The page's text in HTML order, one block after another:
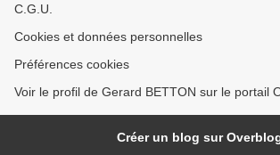
C.G.U.
Cookies et données personnelles
Préférences cookies
Voir le profil de Gerard BETTON sur le portail
Créer un blog sur